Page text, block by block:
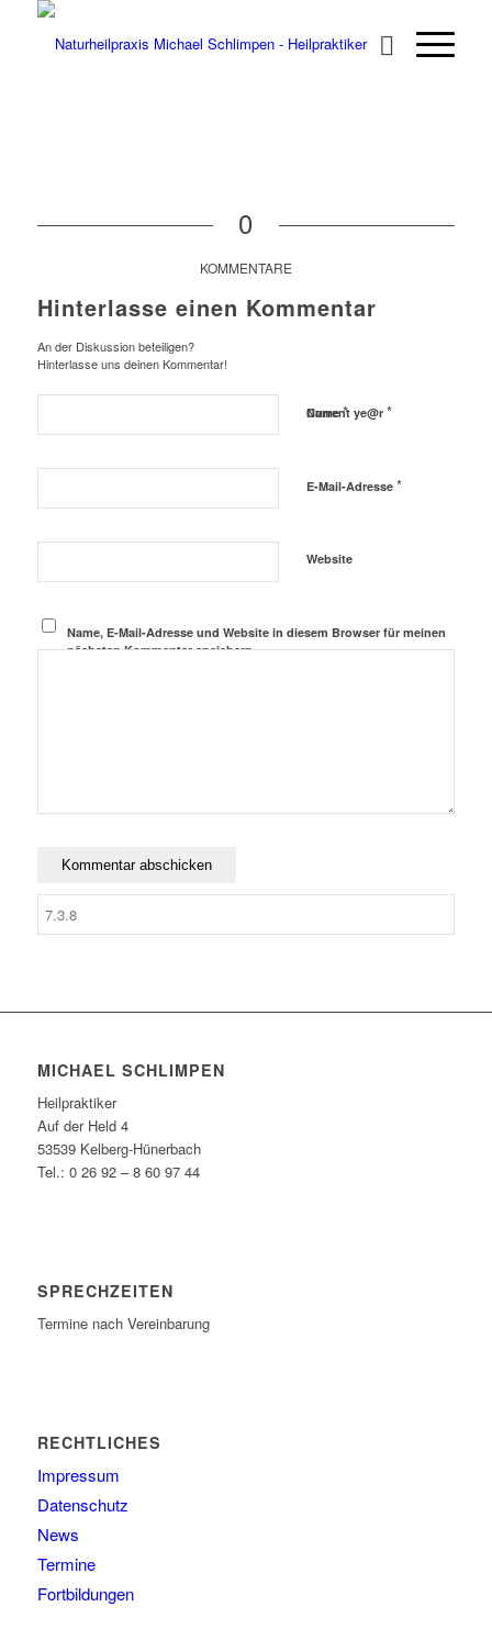
0
KOMMENTARE
Hinterlasse einen Kommentar
An der Diskussion beteiligen?
Hinterlasse uns deinen Kommentar!
Name*
E-Mail-Adresse *
Website
Name, E-Mail-Adresse und Website in diesem Browser für meinen
nächsten Kommentar speichern.
Current ye@r *
MICHAEL SCHLIMPEN
Heilpraktiker
Auf der Held 4
53539 Kelberg-Hünerbach
Tel.: 0 26 92 – 8 60 97 44
SPRECHZEITEN
Termine nach Vereinbarung
RECHTLICHES
Impressum
Datenschutz
News
Termine
Fortbildungen